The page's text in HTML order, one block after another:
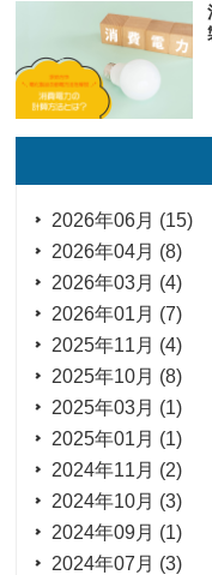
2026年06月 (15)
2026年04月 (8)
2026年03月 (4)
2026年01月 (7)
2025年11月 (4)
2025年10月 (8)
2025年03月 (1)
2025年01月 (1)
2024年11月 (2)
2024年10月 (3)
2024年09月 (1)
2024年07月 (3)